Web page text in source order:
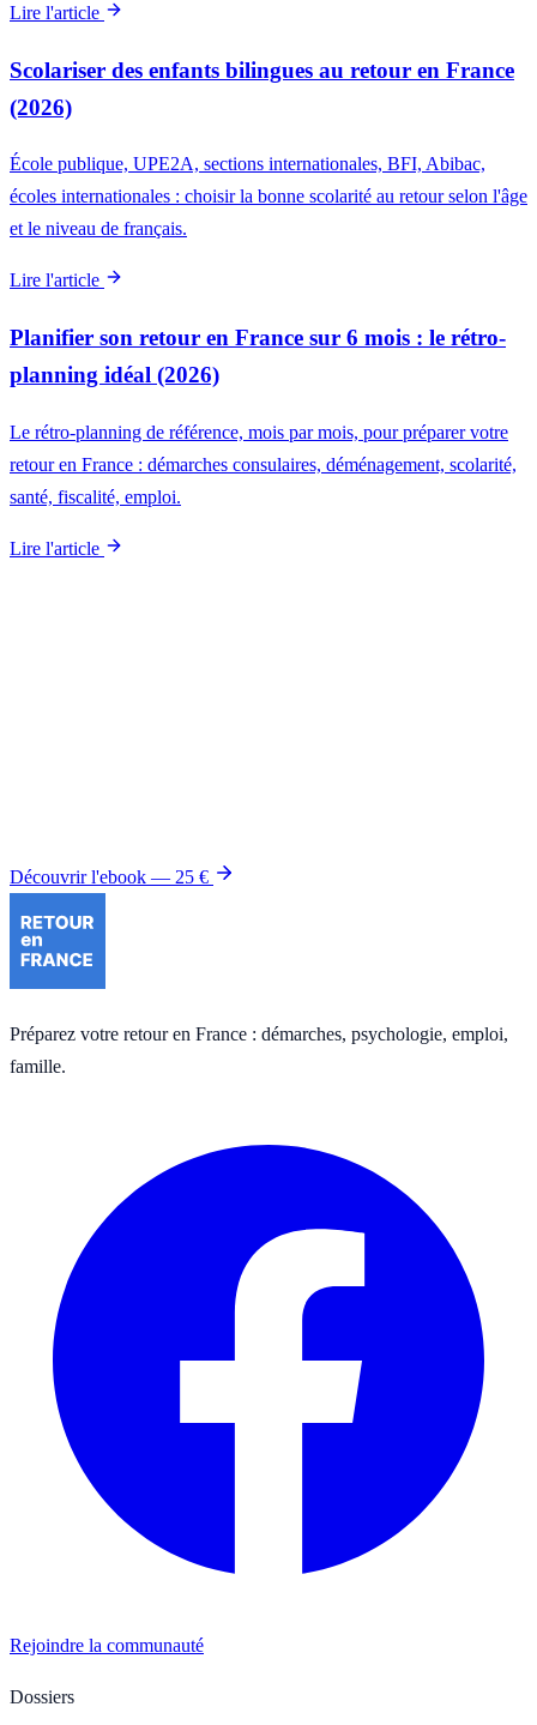
Lire l'article
Scolariser des enfants bilingues au retour en France
(2026)
École publique, UPE2A, sections internationales, BFI, Abibac,
écoles internationales : choisir la bonne scolarité au retour selon l'âge
et le niveau de français.
Lire l'article
Planifier son retour en France sur 6 mois : le rétro-
planning idéal (2026)
Le rétro-planning de référence, mois par mois, pour préparer votre
retour en France : démarches consulaires, déménagement, scolarité,
santé, fiscalité, emploi.
Lire l'article
Découvrir l'ebook — 25 €
Préparez votre retour en France : démarches, psychologie, emploi,
famille.
Rejoindre la communauté
Dossiers